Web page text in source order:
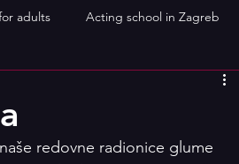
adults Acting school in Zagreb
besplatne dramske radionice
redovne radionice glume